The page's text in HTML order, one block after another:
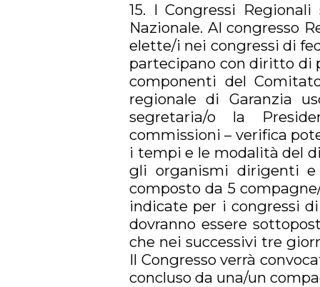
15. I Congressi
Nazionale. Al congresso
elette/i nei congressi di
partecipano con diritto di
componenti del
regionale di Garanzia
segretaria/o la
commissioni – verifica
i tempi e le modalità del
gli organismi dirigenti
composto da 5
indicate per i congressi
dovranno essere
che nei successivi tre
Il Congresso verrà
concluso da una/un